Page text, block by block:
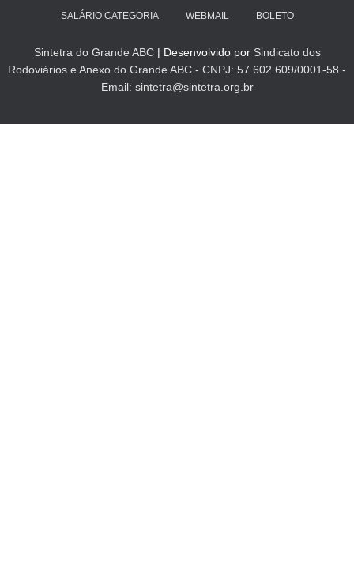
SALÁRIO CATEGORIA WEBMAIL BOLETO
Sintetra do Grande ABC| Desenvolvido por Sindicato dos
Rodoviários e Anexo do Grande ABC - CNPJ: 57.602.609/0001-58 -
Email: sintetra@sintetra.org.br